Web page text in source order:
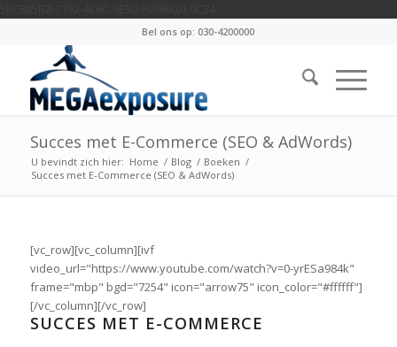
Bel ons op: 030-4200000
Succes met E-Commerce (SEO & AdWords)
U bevindt zich hier: Home / Blog / Boeken /
Succes met E-Commerce (SEO & AdWords)
[vc_row][vc_column][ivf
video_url="https://www.youtube.com/watch?v=0-yrESa984k"
frame="mbp" bgd="7254" icon="arrow75" icon_color="#ffffff"]
[/vc_column][/vc_row]
SUCCES MET E-COMMERCE